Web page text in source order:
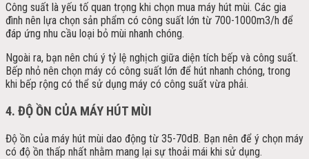
Công suất là yếu tố quan trọng khi chọn mua máy hút mùi. Các gia
đình nên lựa chọn sản phẩm có công suất lớn từ 700-1000m3/h để
đáp ứng nhu cầu loại bỏ mùi nhanh chóng.
Ngoài ra, bạn nên chú ý tỷ lệ nghịch giữa diện tích bếp và công suất.
Bếp nhỏ nên chọn máy có công suất lớn để hút nhanh chóng, trong
khi bếp rộng có thể sử dụng máy có công suất vừa phải.
4. ĐỘ ỒN CỦA MÁY HÚT MÙI
Độ ồn của máy hút mùi dao động từ 35-70dB. Bạn nên để ý chọn máy
có độ ồn thấp nhất nhằm mang lại sự thoải mái khi sử dụng.